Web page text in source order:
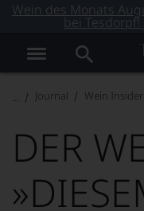
Wein des Monats
bei Tesdorpf!
Journal Wein Insider
DER